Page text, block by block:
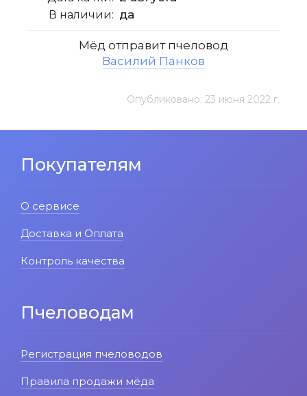
В наличии: да
Мёд отправитпчеловод
Василий Панков
Опубликовано: 23 июня 2022 г.
Покупателям
О сервисе
Доставка и Оплата
Контроль качества
Пчеловодам
Регистрация пчеловодов
Правила продажи мёда